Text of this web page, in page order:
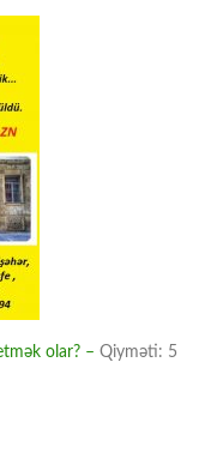
olar? – Qiyməti: 5